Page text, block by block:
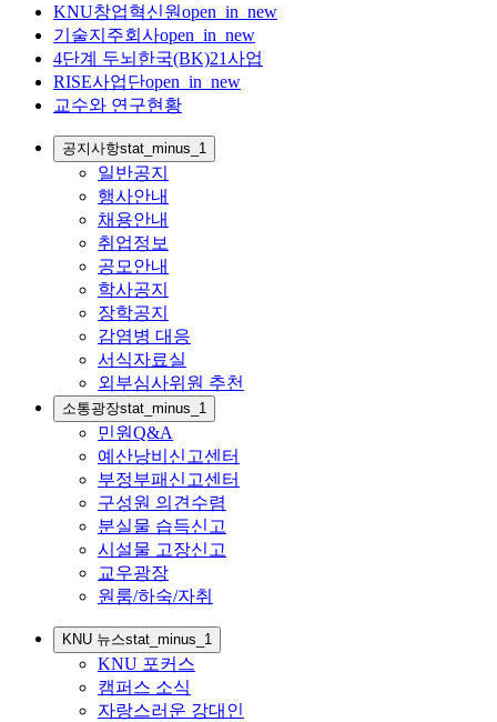
KNU창업혁신원open_in_new
기술지주회사open_in_new
4단계 두뇌한국(BK)21사업
RISE사업단open_in_new
교수와 연구현황
공지사항stat_minus_1
일반공지
행사안내
채용안내
취업정보
공모안내
학사공지
장학공지
감염병 대응
서식자료실
외부심사위원 추천
소통광장stat_minus_1
민원Q&A
예산낭비신고센터
부정부패신고센터
구성원 의견수렴
분실물 습득신고
시설물 고장신고
교우광장
원룸/하숙/자취
KNU 뉴스stat_minus_1
KNU 포커스
캠퍼스 소식
자랑스러운 강대인